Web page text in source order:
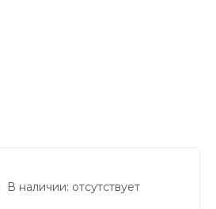
В наличии: отсутствует